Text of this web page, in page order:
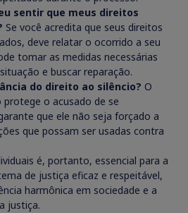
sentir que meus direitos
Se você acredita que seus direitos
deve relatar o ocorrido a seu
tomar as medidas necessárias
e buscar reparação.
do direito ao silêncio? O
protege o acusado de se
que ele não seja forçado a
que possam ser usadas contra
é, portanto, essencial para a
de justiça eficaz e respeitável,
harmônica em sociedade e a
justiça.